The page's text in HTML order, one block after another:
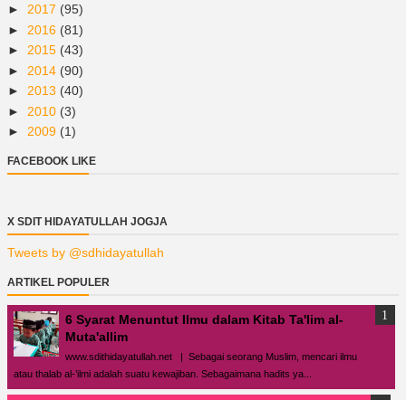
► 2017 (95)
► 2016 (81)
► 2015 (43)
► 2014 (90)
► 2013 (40)
► 2010 (3)
► 2009 (1)
FACEBOOK LIKE
X SDIT HIDAYATULLAH JOGJA
Tweets by @sdhidayatullah
ARTIKEL POPULER
6 Syarat Menuntut Ilmu dalam Kitab Ta'lim al-
Muta'allim
www.sdithidayatullah.net | Sebagai seorang Muslim, mencari ilmu
atau thalab al-’ilmi adalah suatu kewajiban. Sebagaimana hadits ya...